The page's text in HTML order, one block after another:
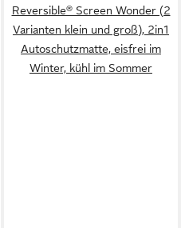
Reversible® Screen Wonder (2
Varianten klein und groß), 2in1
Autoschutzmatte, eisfrei im
Winter, kühl im Sommer